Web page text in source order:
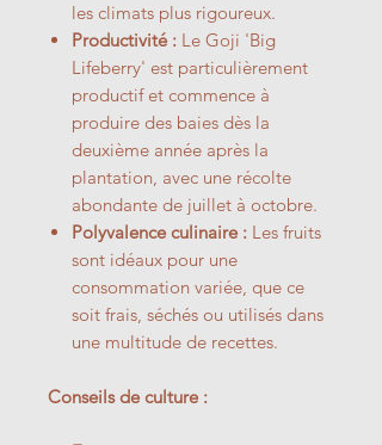
les climats plus rigoureux.
Productivité : Le Goji 'Big
Lifeberry' est particulièrement
productif et commence à
produire des baies dès la
deuxième année après la
plantation, avec une récolte
abondante de juillet à octobre.
Polyvalence culinaire : Les fruits
sont idéaux pour une
consommation variée, que ce
soit frais, séchés ou utilisés dans
une multitude de recettes.
Conseils de culture :